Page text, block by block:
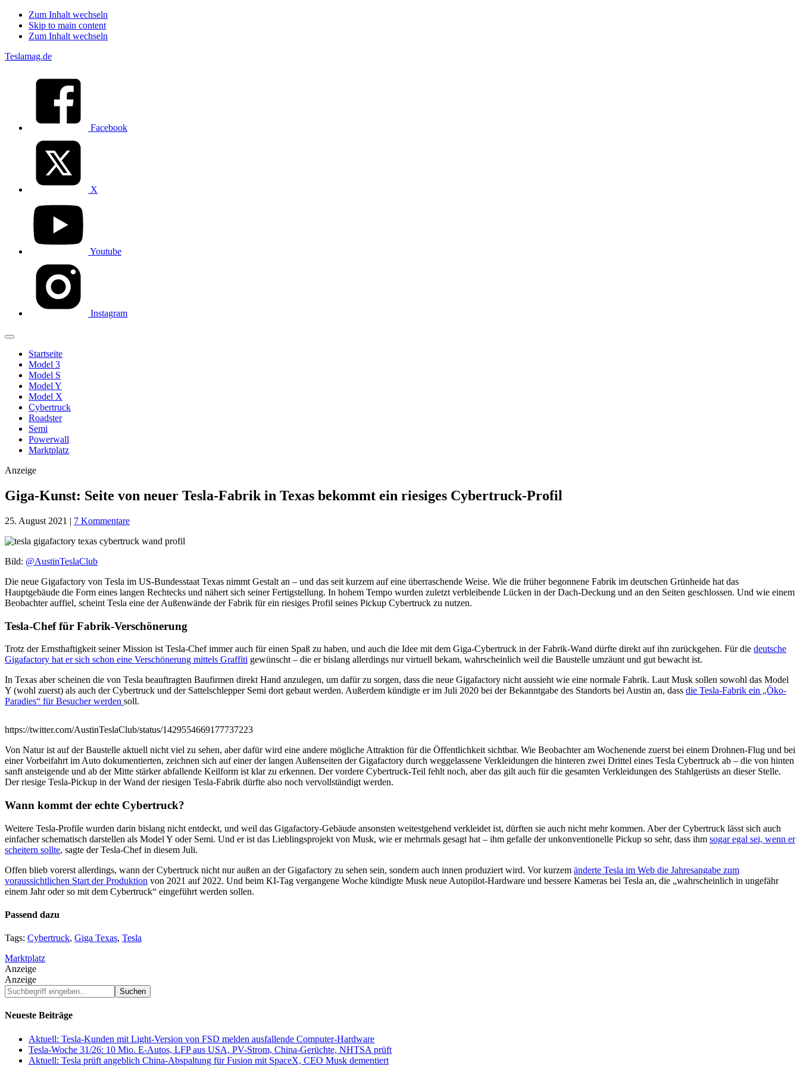
Zum Inhalt wechseln
Skip to main content
Zum Inhalt wechseln
Teslamag.de
Facebook
X
Youtube
Instagram
Startseite
Model 3
Model S
Model Y
Model X
Cybertruck
Roadster
Semi
Powerwall
Marktplatz
Anzeige
Giga-Kunst: Seite von neuer Tesla-Fabrik in Texas bekommt ein riesiges Cybertruck-Profil
25. August 2021 | 7 Kommentare
Bild: @AustinTeslaClub
Die neue Gigafactory von Tesla im US-Bundesstaat Texas nimmt Gestalt an – und das seit kurzem auf eine überraschende Weise. Wie die früher begonnene Fabrik im deutschen Grünheide hat das
Hauptgebäude die Form eines langen Rechtecks und nähert sich seiner Fertigstellung. In hohem Tempo wurden zuletzt verbleibende Lücken in der Dach-Deckung und an den Seiten geschlossen. Und wie einem
Beobachter auffiel, scheint Tesla eine der Außenwände der Fabrik für ein riesiges Profil seines Pickup Cybertruck zu nutzen.
Tesla-Chef für Fabrik-Verschönerung
Trotz der Ernsthaftigkeit seiner Mission ist Tesla-Chef immer auch für einen Spaß zu haben, und auch die Idee mit dem Giga-Cybertruck in der Fabrik-Wand dürfte direkt auf ihn zurückgehen. Für die deutsche
Gigafactory hat er sich schon eine Verschönerung mittels Graffiti gewünscht – die er bislang allerdings nur virtuell bekam, wahrscheinlich weil die Baustelle umzäunt und gut bewacht ist.
In Texas aber scheinen die von Tesla beauftragten Baufirmen direkt Hand anzulegen, um dafür zu sorgen, dass die neue Gigafactory nicht aussieht wie eine normale Fabrik. Laut Musk sollen sowohl das Model
Y (wohl zuerst) als auch der Cybertruck und der Sattelschlepper Semi dort gebaut werden. Außerdem kündigte er im Juli 2020 bei der Bekanntgabe des Standorts bei Austin an, dass die Tesla-Fabrik ein „Öko-
Paradies“ für Besucher werden soll.
https://twitter.com/AustinTeslaClub/status/1429554669177737223
Von Natur ist auf der Baustelle aktuell nicht viel zu sehen, aber dafür wird eine andere mögliche Attraktion für die Öffentlichkeit sichtbar. Wie Beobachter am Wochenende zuerst bei einem Drohnen-Flug und bei
einer Vorbeifahrt im Auto dokumentierten, zeichnen sich auf einer der langen Außenseiten der Gigafactory durch weggelassene Verkleidungen die hinteren zwei Drittel eines Tesla Cybertruck ab – die von hinten
sanft ansteigende und ab der Mitte stärker abfallende Keilform ist klar zu erkennen. Der vordere Cybertruck-Teil fehlt noch, aber das gilt auch für die gesamten Verkleidungen des Stahlgerüsts an dieser Stelle.
Der riesige Tesla-Pickup in der Wand der riesigen Tesla-Fabrik dürfte also noch vervollständigt werden.
Wann kommt der echte Cybertruck?
Weitere Tesla-Profile wurden darin bislang nicht entdeckt, und weil das Gigafactory-Gebäude ansonsten weitestgehend verkleidet ist, dürften sie auch nicht mehr kommen. Aber der Cybertruck lässt sich auch
einfacher schematisch darstellen als Model Y oder Semi. Und er ist das Lieblingsprojekt von Musk, wie er mehrmals gesagt hat – ihm gefalle der unkonventionelle Pickup so sehr, dass ihm sogar egal sei, wenn er
scheitern sollte, sagte der Tesla-Chef in diesem Juli.
Offen blieb vorerst allerdings, wann der Cybertruck nicht nur außen an der Gigafactory zu sehen sein, sondern auch innen produziert wird. Vor kurzem änderte Tesla im Web die Jahresangabe zum
voraussichtlichen Start der Produktion von 2021 auf 2022. Und beim KI-Tag vergangene Woche kündigte Musk neue Autopilot-Hardware und bessere Kameras bei Tesla an, die „wahrscheinlich in ungefähr
einem Jahr oder so mit dem Cybertruck“ eingeführt werden sollen.
Passend dazu
Tags: Cybertruck, Giga Texas, Tesla
Marktplatz
Anzeige
Anzeige
Suchbegriff
eingeben...
Neueste Beiträge
Aktuell: Tesla-Kunden mit Light-Version von FSD melden ausfallende Computer-Hardware
Tesla-Woche 31/26: 10 Mio. E-Autos, LFP aus USA, PV-Strom, China-Gerüchte, NHTSA prüft
Aktuell: Tesla prüft angeblich China-Abspaltung für Fusion mit SpaceX, CEO Musk dementiert